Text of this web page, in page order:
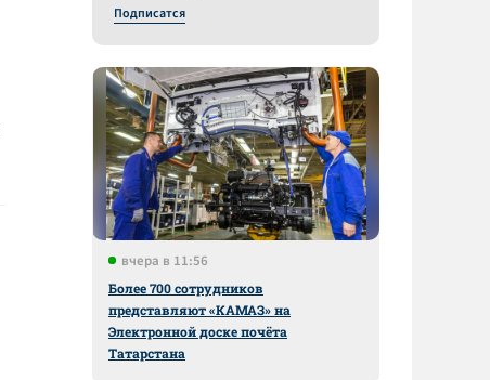
Подписатся
вчера в 11:56
Более 700 сотрудников
представляют «КАМАЗ» на
Электронной доске почёта
Татарстана